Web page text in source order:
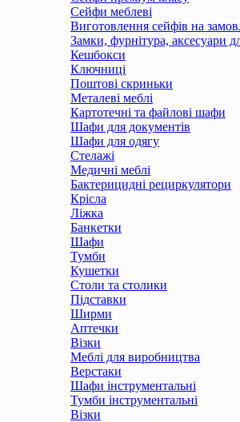
Сейфи меблеві
Виготовлення сейфів на
Замки, фурнітура, аксесуари
Кешбокси
Ключниці
Поштові скриньки
Металеві меблі
Картотечні та файлові шафи
Шафи для документів
Шафи для одягу
Стелажі
Медичні меблі
Бактерицидні рециркулятори
Крісла
Ліжка
Банкетки
Шафи
Тумби
Кушетки
Столи та столики
Підставки
Ширми
Аптечки
Візки
Меблі для виробництва
Верстаки
Шафи інструментальні
Тумби інструментальні
Візки